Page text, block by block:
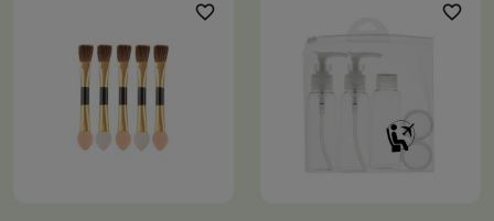
favorite_border favorite_border